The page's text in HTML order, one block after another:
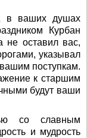
в ваших душах
Курбан
не оставил вас,
указывал
поступкам.
к старшим
будут ваши
со славным
и мудрость